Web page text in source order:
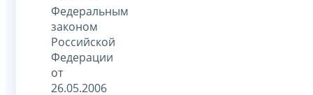
Федеральным
законом
Российской
Федерации
от
26.05.2006